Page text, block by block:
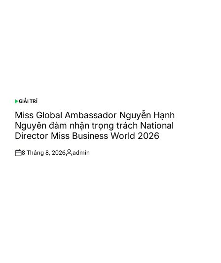
POSTED
IN
GIẢI TRÍ
Miss Global Ambassador Nguyễn Hạnh
Nguyên đảm nhận trọng trách National
Director Miss Business World 2026
Posted
8 Tháng 8, 2026
Posted
admin